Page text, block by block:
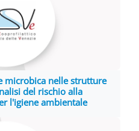
microbica nelle strutture
del rischio alla
l'igiene ambientale